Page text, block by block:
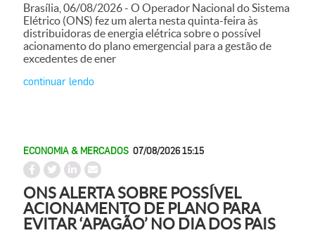
Brasília, 06/08/2026 - O Operador Nacional do Sistema
Elétrico (ONS) fez um alerta nesta quinta-feira às
distribuidoras de energia elétrica sobre o possível
acionamento do plano emergencial para a gestão de
excedentes de ener
continuar lendo
ECONOMIA & MERCADOS 07/08/2026 15:15
ONS ALERTA SOBRE POSSÍVEL
ACIONAMENTO DE PLANO PARA
EVITAR ‘APAGÃO’ NO DIA DOS PAIS